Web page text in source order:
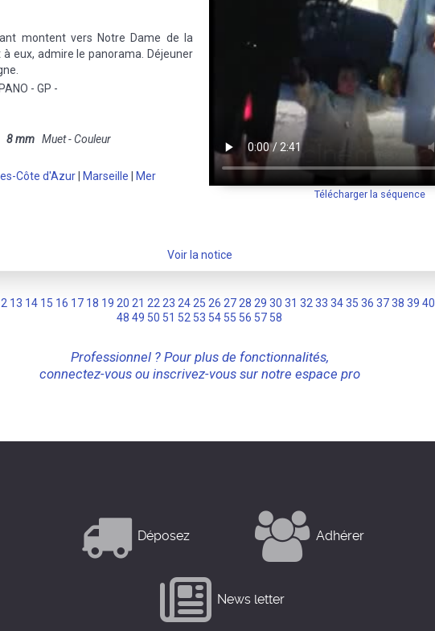
Télécharger la séquence
montent vers Notre Dame de la
eux, admire le panorama. Déjeuner
- GP -
8 mm Muet - Couleur
Côte d'Azur Marseille
Mer
Voir la notice
13 14 15 16 17 18 19 20 21 22 23 24 25 26 27 28 29 30 31 32 33 3435 36 3738 39 40
48 49 50 51 52 53 54 55 56 57 58
Professionnel ? Pour plus de fonctionnalités,
connectez-vous ou inscrivez-vous sur notre espace pro
Déposez Adhérer
News letter